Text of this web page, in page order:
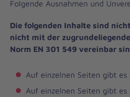
Folgende Ausnahmen und
Die folgenden Inhalte sind
nicht mit der
Norm EN 301 549 vereinbar
Auf einzelnen Seiten gibt es
Auf einzelnen Seiten gibt es